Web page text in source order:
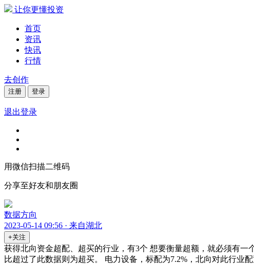
让你更懂投资
首页
资讯
快讯
行情
去创作
注册 登录
退出登录
用微信扫描二维码
分享至好友和朋友圈
数据方向
2023-05-14 09:56 · 来自湖北
+关注
获得北向资金超配、超买的行业，有3个 想要衡量超额，就必须有
比超过了此数据则为超买。 电力设备，标配为7.2%，北向对此行业